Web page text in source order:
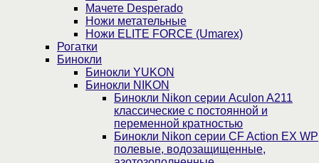
Мачете Desperado
Ножи метательные
Ножи ELITE FORCE (Umarex)
Рогатки
Бинокли
Бинокли YUKON
Бинокли NIKON
Бинокли Nikon серии Aculon A211
классические с постоянной и
переменной кратностью
Бинокли Nikon серии СF Action EX WP
полевые, водозащищенные,